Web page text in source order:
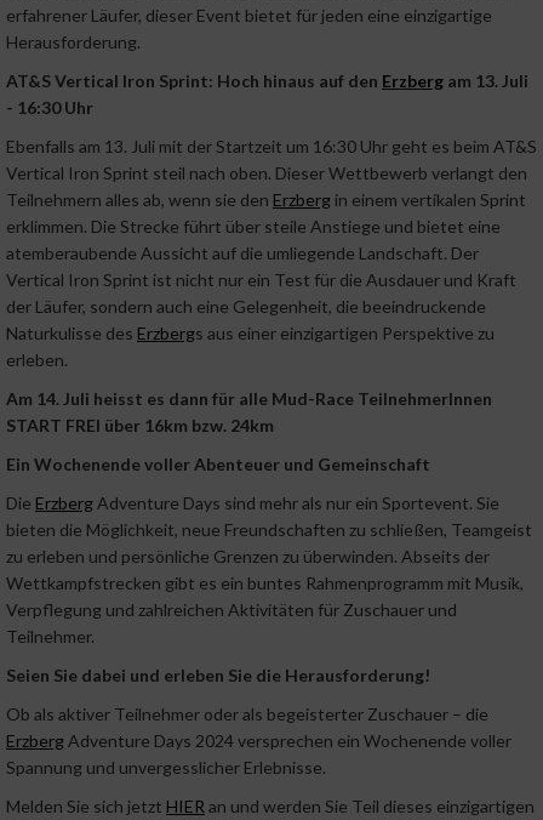
erfahrener Läufer, dieser Event bietet für jeden eine einzigartige
Herausforderung.
AT&S Vertical Iron Sprint: Hoch hinaus auf den Erzberg am 13. Juli
- 16:30 Uhr
Ebenfalls am 13. Juli mit der Startzeit um 16:30 Uhr geht es beim AT&S
Vertical Iron Sprint steil nach oben. Dieser Wettbewerb verlangt den
Teilnehmern alles ab, wenn sie den Erzberg in einem vertikalen Sprint
erklimmen. Die Strecke führt über steile Anstiege und bietet eine
atemberaubende Aussicht auf die umliegende Landschaft. Der
Vertical Iron Sprint ist nicht nur ein Test für die Ausdauer und Kraft
der Läufer, sondern auch eine Gelegenheit, die beeindruckende
Naturkulisse des Erzbergs aus einer einzigartigen Perspektive zu
erleben.
Am 14. Juli heisst es dann für alle Mud-Race TeilnehmerInnen
START FREI über 16km bzw. 24km
Ein Wochenende voller Abenteuer und Gemeinschaft
Die Erzberg Adventure Days sind mehr als nur ein Sportevent. Sie
bieten die Möglichkeit, neue Freundschaften zu schließen, Teamgeist
zu erleben und persönliche Grenzen zu überwinden. Abseits der
Wettkampfstrecken gibt es ein buntes Rahmenprogramm mit Musik,
Verpflegung und zahlreichen Aktivitäten für Zuschauer und
Teilnehmer.
Seien Sie dabei und erleben Sie die Herausforderung!
Ob als aktiver Teilnehmer oder als begeisterter Zuschauer – die
Erzberg Adventure Days 2024 versprechen ein Wochenende voller
Spannung und unvergesslicher Erlebnisse.
Melden Sie sich jetzt HIER an und werden Sie Teil dieses einzigartigen